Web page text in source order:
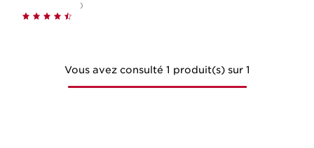
)
Vous avez consulté 1 produit(s) sur 1